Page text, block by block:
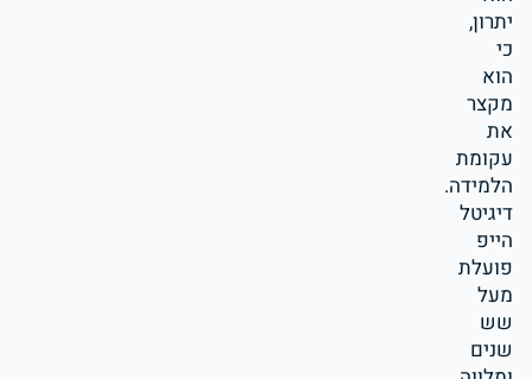
יתרון,
כי
הוא
מקצר
את
עקומת
הלמידה.
דיגיטל
הייפ
פועלת
מעל
שש
שנים